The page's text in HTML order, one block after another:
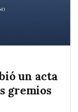
un acta
gremios